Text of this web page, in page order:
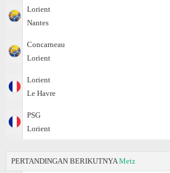
Lorient
Nantes
Concarneau
Lorient
Lorient
Le Havre
PSG
Lorient
PERTANDINGAN BERIKUTNYA Metz